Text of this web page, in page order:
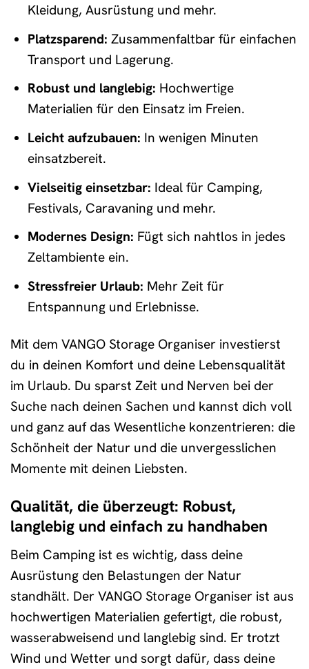
Kleidung, Ausrüstung und mehr.
Platzsparend: Zusammenfaltbar für einfachen
Transport und Lagerung.
Robust und langlebig: Hochwertige
Materialien für den Einsatz im Freien.
Leicht aufzubauen: In wenigen Minuten
einsatzbereit.
Vielseitig einsetzbar: Ideal für Camping,
Festivals, Caravaning und mehr.
Modernes Design: Fügt sich nahtlos in jedes
Zeltambiente ein.
Stressfreier Urlaub: Mehr Zeit für
Entspannung und Erlebnisse.
Mit dem VANGO Storage Organiser investierst
du in deinen Komfort und deine Lebensqualität
im Urlaub. Du sparst Zeit und Nerven bei der
Suche nach deinen Sachen und kannst dich voll
und ganz auf das Wesentliche konzentrieren: die
Schönheit der Natur und die unvergesslichen
Momente mit deinen Liebsten.
Qualität, die überzeugt: Robust,
langlebig und einfach zu handhaben
Beim Camping ist es wichtig, dass deine
Ausrüstung den Belastungen der Natur
standhält. Der VANGO Storage Organiser ist aus
hochwertigen Materialien gefertigt, die robust,
wasserabweisend und langlebig sind. Er trotzt
Wind und Wetter und sorgt dafür, dass deine